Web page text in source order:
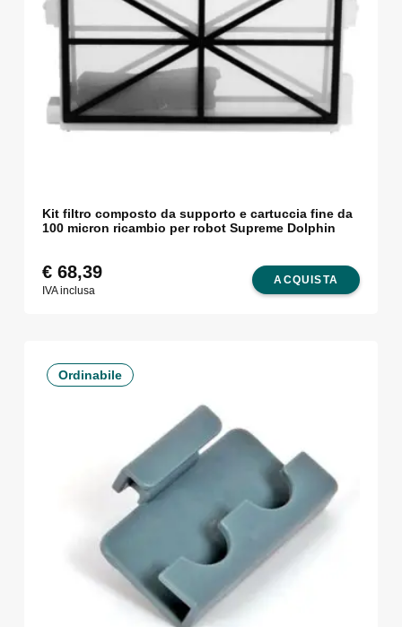
Kit filtro composto da supporto e cartuccia fine da
100 micron ricambio per robot Supreme Dolphin
ACQUISTA
€68,39
IVA inclusa
Ordinabile